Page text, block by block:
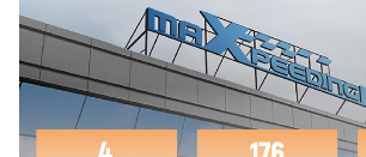
Nota
- Las instrucciones no están incluidas
- Recomendamos Instalación Profesional
- Para cualquier pregunta, póngase en
libremente.